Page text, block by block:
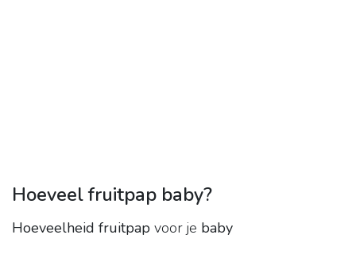
Hoeveel fruitpap baby?
Hoeveelheid fruitpap voor je baby